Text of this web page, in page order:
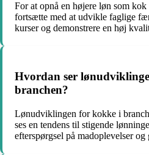
For at opnå en højere løn som
fortsætte med at udvikle faglige
kurser og demonstrere en høj
Hvordan ser
branchen?
Lønudviklingen for kokke i
ses en tendens til stigende
efterspørgsel på madoplevelser og